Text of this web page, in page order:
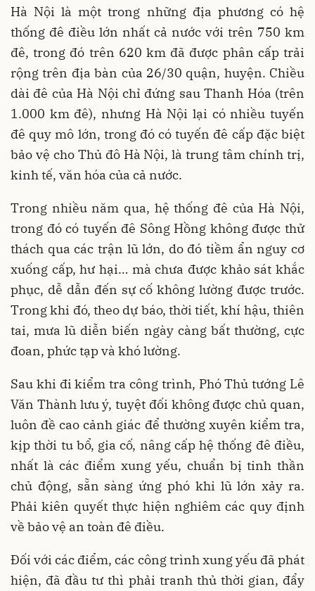
Hà Nội là một trong những địa phương có hệ
thống đê điều lớn nhất cả nước với trên 750 km
đê, trong đó trên 620 km đã được phân cấp trải
rộng trên địa bàn của 26/30 quận, huyện. Chiều
dài đê của Hà Nội chỉ đứng sau Thanh Hóa (trên
1.000 km đê), nhưng Hà Nội lại có nhiều tuyến
đê quy mô lớn, trong đó có tuyến đê cấp đặc biệt
bảo vệ cho Thủ đô Hà Nội, là trung tâm chính trị,
kinh tế, văn hóa của cả nước.
Trong nhiều năm qua, hệ thống đê của Hà Nội,
trong đó có tuyến đê Sông Hồng không được thử
thách qua các trận lũ lớn, do đó tiềm ẩn nguy cơ
xuống cấp, hư hại… mà chưa được khảo sát khắc
phục, dễ dẫn đến sự cố không lường được trước.
Trong khi đó, theo dự báo, thời tiết, khí hậu, thiên
tai, mưa lũ diễn biến ngày càng bất thường, cực
đoan, phức tạp và khó lường.
Sau khi đi kiểm tra công trình, Phó Thủ tướng Lê
Văn Thành lưu ý, tuyệt đối không được chủ quan,
luôn đề cao cảnh giác để thường xuyên kiểm tra,
kịp thời tu bổ, gia cố, nâng cấp hệ thống đê điều,
nhất là các điểm xung yếu, chuẩn bị tinh thần
chủ động, sẵn sàng ứng phó khi lũ lớn xảy ra.
Phải kiên quyết thực hiện nghiêm các quy định
về bảo vệ an toàn đê điều.
Đối với các điểm, các công trình xung yếu đã phát
hiện, đã đầu tư thì phải tranh thủ thời gian, đẩy